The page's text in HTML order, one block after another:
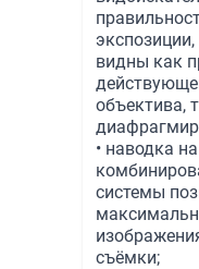
видны как
объектива,
• наводка
системы
съёмки;